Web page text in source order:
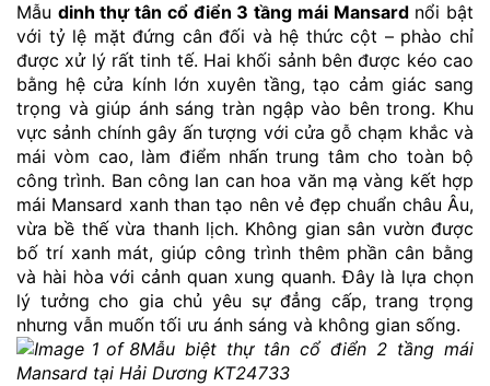
Mẫu dinh thự tân cổ điển 3 tầng mái Mansardnổi bật
với tỷ lệ mặt đứng cân đối và hệ thức cột – phào chỉ
được xử lý rất tinh tế. Hai khối sảnh bên được kéo cao
bằng hệ cửa kính lớn xuyên tầng, tạo cảm giác sang
trọng và giúp ánh sáng tràn ngập vào bên trong. Khu
vực sảnh chính gây ấn tượng với cửa gỗ chạm khắc và
mái vòm cao, làm điểm nhấn trung tâm cho toàn bộ
công trình. Ban công lan can hoa văn mạ vàng kết hợp
mái Mansard xanh than tạo nên vẻ đẹp chuẩn châu Âu,
vừa bề thế vừa thanh lịch. Không gian sân vườn được
bố trí xanh mát, giúp công trình thêm phần cân bằng
và hài hòa với cảnh quan xung quanh. Đây là lựa chọn
lý tưởng cho gia chủ yêu sự đẳng cấp, trang trọng
nhưng vẫn muốn tối ưu ánh sáng và không gian sống.
Mẫu biệt thự tân cổ điển 2 tầng mái
Mansard tại Hải Dương KT24733